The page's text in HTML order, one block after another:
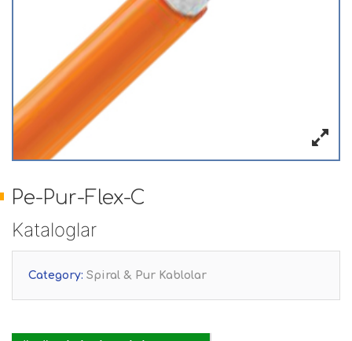
Pe-Pur-Flex-C
Kataloglar
Category: Spiral & Pur Kablolar